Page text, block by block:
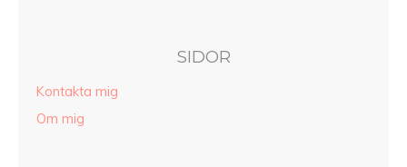
SIDOR
Kontakta mig
Om mig